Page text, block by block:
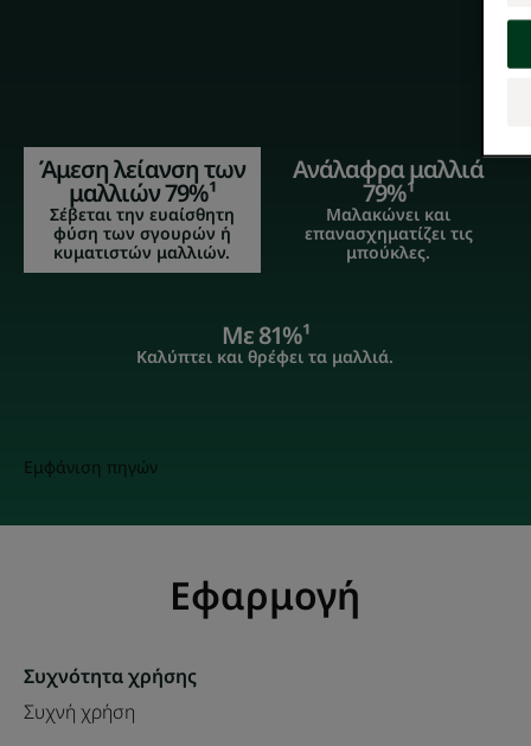
Άμεση λείανση των
μαλλιών 79%¹
Σέβεται την ευαίσθητη
φύση των σγουρών ή
κυματιστών μαλλιών.
Ανάλαφρα μαλλιά
79%¹
Μαλακώνει και
επανασχηματίζει τις
μπούκλες.
Με 81%¹
Καλύπτει και θρέφει τα μαλλιά.
Εμφάνιση πηγών
Εφαρμογή
Συχνότητα χρήσης
Συχνή χρήση